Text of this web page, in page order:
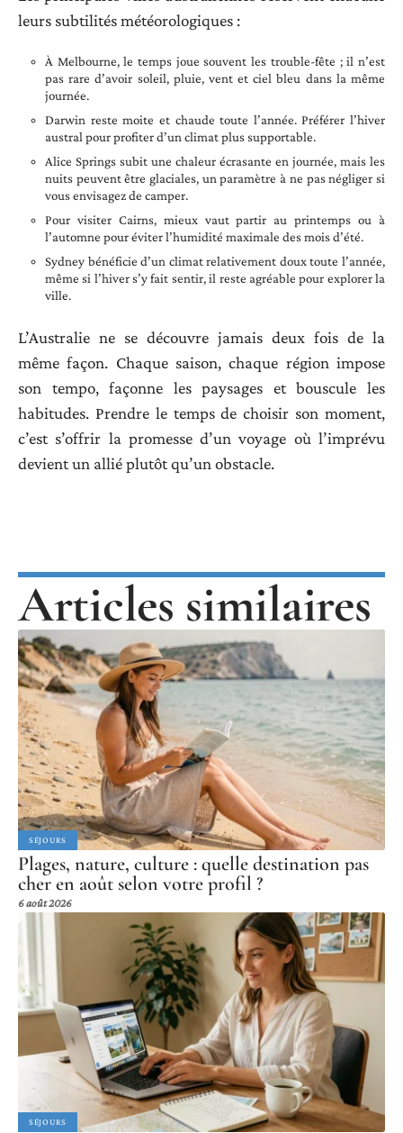
leurs subtilités météorologiques :
À Melbourne, le temps joue souvent les trouble-fête ; il n’est
pas rare d’avoir soleil, pluie, vent et ciel bleu dans la même
journée.
Darwin reste moite et chaude toute l’année. Préférer l’hiver
austral pour profiter d’un climat plus supportable.
Alice Springs subit une chaleur écrasante en journée, mais les
nuits peuvent être glaciales, un paramètre à ne pas négliger si
vous envisagez de camper.
Pour visiter Cairns, mieux vaut partir au printemps ou à
l’automne pour éviter l’humidité maximale des mois d’été.
Sydney bénéficie d’un climat relativement doux toute l’année,
même si l’hiver s’y fait sentir, il reste agréable pour explorer la
ville.
L’Australie ne se découvre jamais deux fois de la
même façon. Chaque saison, chaque région impose
son tempo, façonne les paysages et bouscule les
habitudes. Prendre le temps de choisir son moment,
c’est s’offrir la promesse d’un voyage où l’imprévu
devient un allié plutôt qu’un obstacle.
Articles similaires
SÉJOURS
Plages, nature, culture : quelle destination pas
cher en août selon votre profil ?
6 août 2026
SÉJOURS